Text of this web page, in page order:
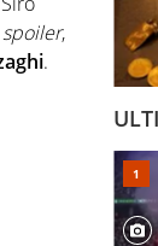
spoiler,
.